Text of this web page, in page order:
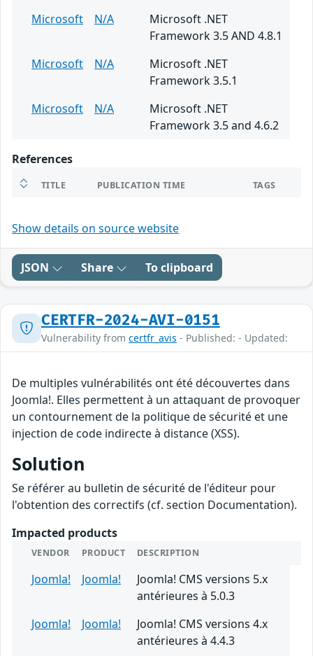
Microsoft
N/A
Microsoft .NET
Framework 3.5 AND 4.8.1
Microsoft
N/A
Microsoft .NET
Framework 3.5.1
Microsoft
N/A
Microsoft .NET
Framework 3.5 and 4.6.2
References
TITLE PUBLICATION TIME TAGS
Show details on source website
JSON Share To clipboard
CERTFR-2024-AVI-0151
Vulnerability from certfr_avis - Published: - Updated:
De multiples vulnérabilités ont été découvertes dans
Joomla!. Elles permettent à un attaquant de provoquer
un contournement de la politique de sécurité et une
injection de code indirecte à distance (XSS).
Solution
Se référer au bulletin de sécurité de l'éditeur pour
l'obtention des correctifs (cf. section Documentation).
Impacted products
VENDOR PRODUCT DESCRIPTION
Joomla! Joomla!
Joomla! CMS versions 5.x
antérieures à 5.0.3
Joomla!
Joomla!
Joomla! CMS versions 4.x
antérieures à 4.4.3